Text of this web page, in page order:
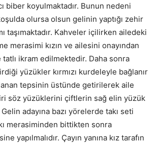
biber koyulmaktadır. Bunun nedeni
olursa olsun gelinin yaptığı zehir
taşımaktadır. Kahveler içilirken ailedeki
merasimi kızın ve ailesini onayından
ikram edilmektedir. Daha sonra
yüzükler kırmızı kurdeleyle bağlanır
tepsinin üstünde getirilerek aile
söz yüzüklerini çiftlerin sağ elin yüzük
adayına bazı yörelerde takı seti
merasiminden bittikten sonra
yapılmalıdır. Çayın yanına kız tarafın